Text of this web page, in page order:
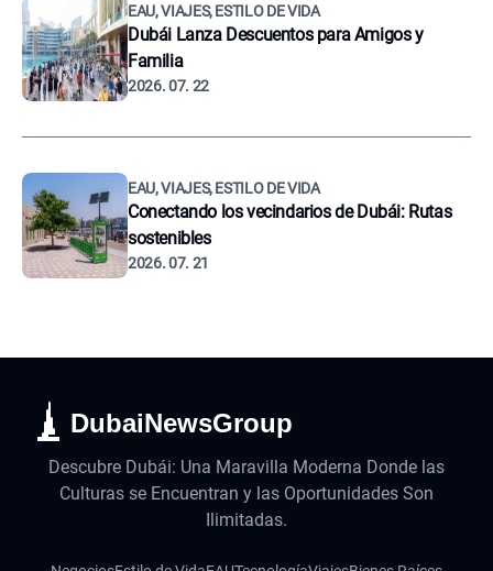
EAU, VIAJES, ESTILO DE VIDA
Dubái Lanza Descuentos para Amigos y
Familia
2026. 07. 22
EAU, VIAJES, ESTILO DE VIDA
Conectando los vecindarios de Dubái: Rutas
sostenibles
2026. 07. 21
DubaiNewsGroup
Descubre Dubái: Una Maravilla Moderna Donde las
Culturas se Encuentran y las Oportunidades Son
Ilimitadas.